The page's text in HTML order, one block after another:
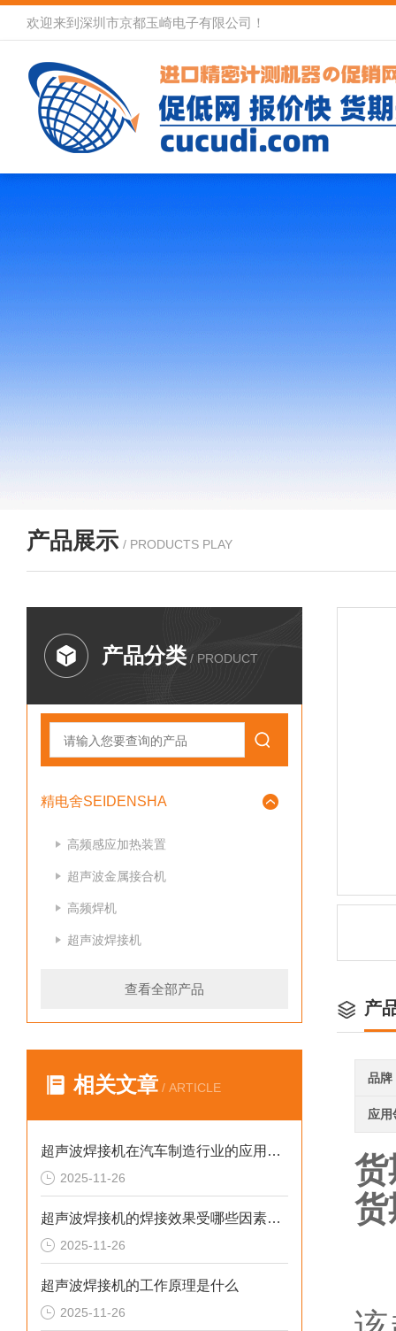
欢迎来到深圳市京都玉崎电子有限公司！
产品展示 / PRODUCTS PLAY
产品分类 / PRODUCT
精电舍SEIDENSHA
高频感应加热装置
超声波金属接合机
高频焊机
超声波焊接机
查看全部产品
相关文章 / ARTICLE
超声波焊接机在汽车制造行业的应用案例
2025-11-26
超声波焊接机的焊接效果受哪些因素影响
2025-11-26
超声波焊接机的工作原理是什么
2025-11-26
产
品牌
应用
货
货